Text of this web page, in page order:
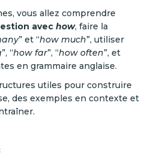
vous allez comprendre
avec how, faire la
” et “how much”, utiliser
”, “how far”, “how often”, et
en grammaire anglaise.
utiles pour construire
des exemples en contexte et